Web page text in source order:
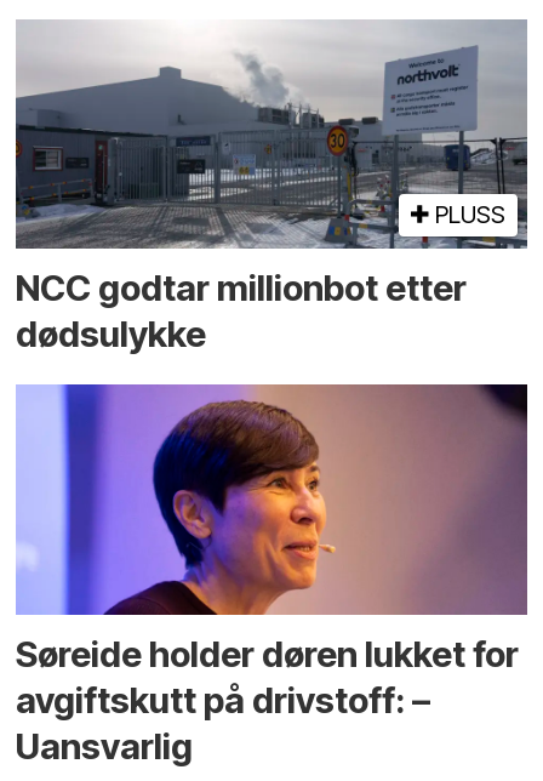
PLUSS
NCC godtar millionbot etter
dødsulykke
Søreide holder døren lukket for
avgiftskutt på drivstoff: –
Uansvarlig